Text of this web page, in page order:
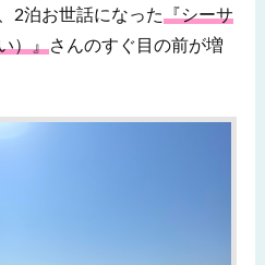
2泊お世話になった『シーサ
）』さんのすぐ目の前が増